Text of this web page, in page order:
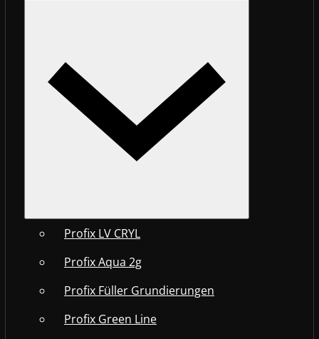
Profix LV CRYL
Profix Aqua 2g
Profix Füller Grundierungen
Profix Green Line